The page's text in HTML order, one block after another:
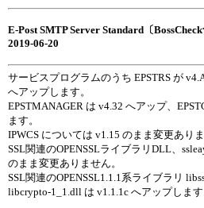
E-Post SMTP Server Standard〔
2019-06-20
サービスプログラムのうち EPSTRS が
へアップします。
EPSTMANAGER は v4.32 へアップ、
ます。
IPWCS については v1.15 のまま変更ありま
SSL関連のOPENSSLライブラリDLL、
のまま変更ありません。
SSL関連のOPENSSL1.1.1系ライブラリ
libcrypto-1_1.dll は v1.1.1c へアップします